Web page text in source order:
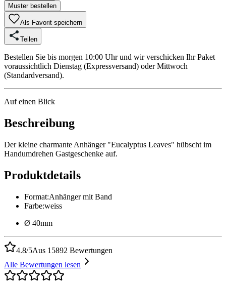
Muster bestellen
Als Favorit speichern
Teilen
Bestellen Sie bis morgen 10:00 Uhr und wir verschicken Ihr Paket
voraussichtlich Dienstag (Expressversand) oder Mittwoch
(Standardversand).
Auf einen Blick
Beschreibung
Der kleine charmante Anhänger "Eucalyptus Leaves" hübscht im
Handumdrehen Gastgeschenke auf.
Produktdetails
Format:Anhänger mit Band
Farbe:weiss
Ø 40mm
4.8/5Aus 15892 Bewertungen
Alle Bewertungen lesen